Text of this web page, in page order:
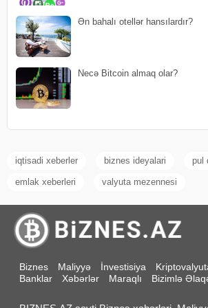
Ən bahalı otellər hansılardır?
Necə Bitcoin almaq olar?
iqtisadi xeberler biznes ideyalari pul
emlak xeberleri valyuta mezennesi
Biznes Maliyyə İnvestisiya
Banklar
Xəbərlər Maraqlı Bizimlə